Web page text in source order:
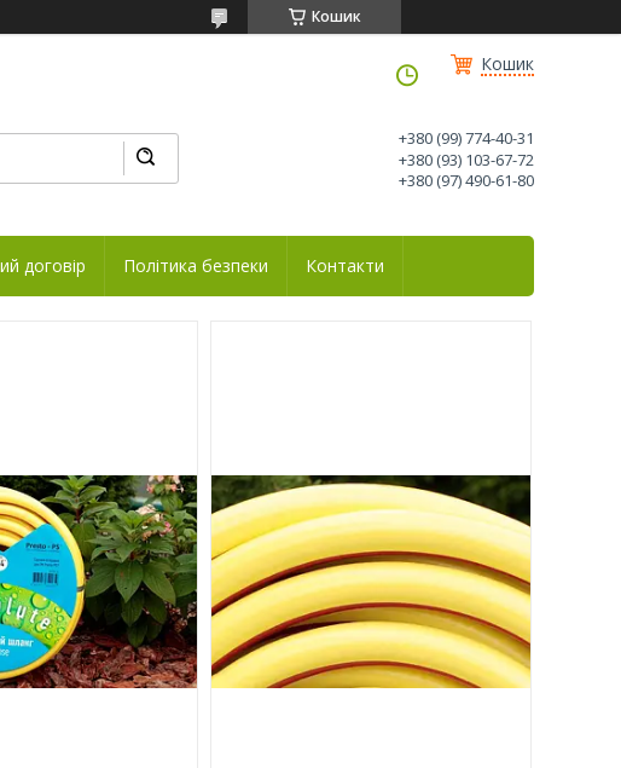
Кошик
Кошик
+380 (99) 774-40-31
+380 (93) 103-67-72
+380 (97) 490-61-80
договір Політика безпеки Контакти